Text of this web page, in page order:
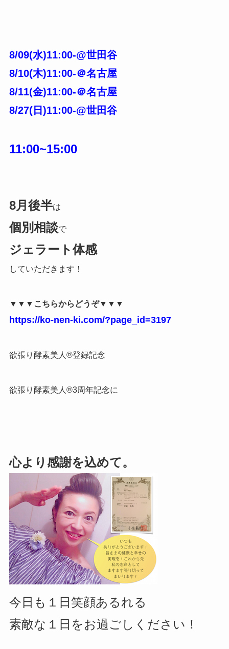
8/09(水)11:00-@世田谷
8/10(木)11:00-＠名古屋
8/11(金)11:00-＠名古屋
8/27(日)11:00-@世田谷
11:00~15:00
8月後半は
個別相談で
ジェラート体感
していただきます！
▼▼▼こちらからどうぞ▼▼▼
https://ko-nen-ki.com/?page_id=3197
欲張り酵素美人®登録記念
欲張り酵素美人®3周年記念に
心より感謝を込めて。
今日も１日笑顔あるれる
素敵な１日をお過ごしください！